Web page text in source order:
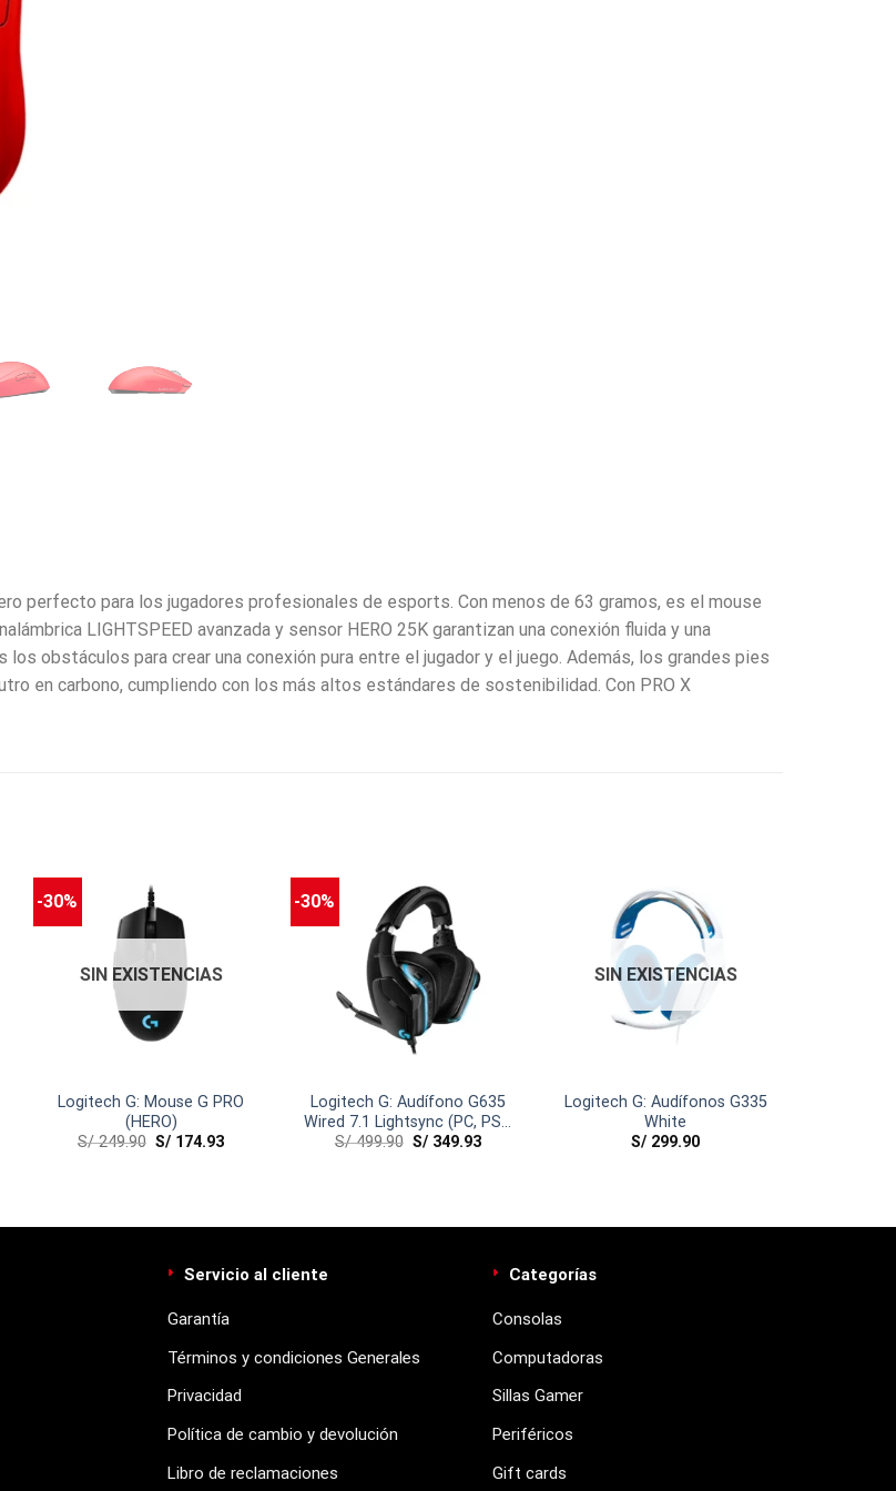
perfecto para los jugadores profesionales de esports. Con menos de 63 gramos, es el mouse
LIGHTSPEED avanzada y sensor HERO 25K garantizan una conexión fluida y una
obstáculos para crear una conexión pura entre el jugador y el juego. Además, los grandes pies
en carbono, cumpliendo con los más altos estándares de sostenibilidad. Con PRO X
-30%
SIN EXISTENCIAS
Logitech G: Mouse G PRO
(HERO)
S/249.90 S/ 174.93
-30%
Logitech G: Audífono G635
Wired 7.1 Lightsync (PC, PS4,
NSW, XB1)
S/499.90 S/ 349.93
SIN EXISTENCIAS
Logitech G: Audífonos G335
White
S/ 299.90
Servicio al cliente
Garantía
Términos y condiciones Generales
Privacidad
Política de cambio y devolución
Libro de reclamaciones
Categorías
Consolas
Computadoras
Sillas Gamer
Periféricos
Gift cards